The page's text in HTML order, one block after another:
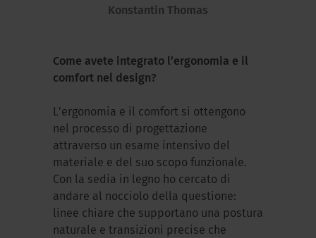
Konstantin Thomas
Come avete integrato l’ergonomia e il
comfort nel design?
L’ergonomia e il comfort si ottengono
nel processo di progettazione
attraverso un esame intensivo del
materiale e del suo scopo funzionale.
Con la sedia in legno ho cercato di
andare al nocciolo della questione:
linee chiare che supportano una postura
naturale e transizioni precise che